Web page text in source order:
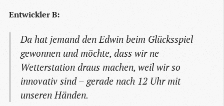
Entwickler B:
Da hat jemand den Edwin beim Glücksspiel
gewonnen und möchte, dass wir ne
Wetterstation draus machen, weil wir so
innovativ sind – gerade nach 12 Uhr mit
unseren Händen.